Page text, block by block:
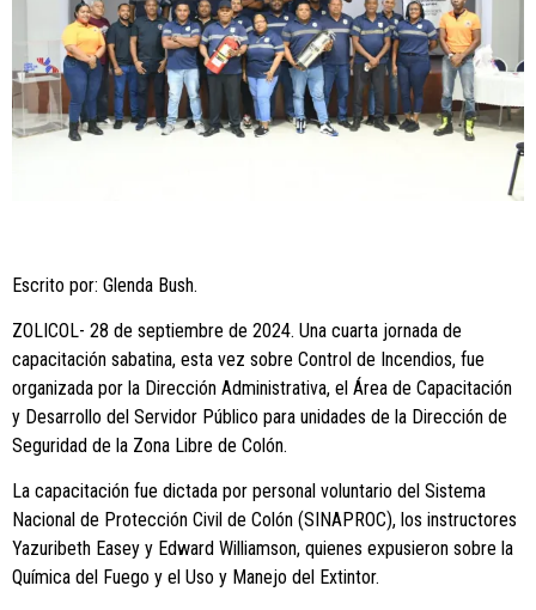
Escrito por: Glenda Bush.
ZOLICOL- 28 de septiembre de 2024. Una cuarta jornada de
capacitación sabatina, esta vez sobre Control de Incendios, fue
organizada por la Dirección Administrativa, el Área de Capacitación
y Desarrollo del Servidor Público para unidades de la Dirección de
Seguridad de la Zona Libre de Colón.
La capacitación fue dictada por personal voluntario del Sistema
Nacional de Protección Civil de Colón (SINAPROC), los instructores
Yazuribeth Easey y Edward Williamson, quienes expusieron sobre la
Química del Fuego y el Uso y Manejo del Extintor.